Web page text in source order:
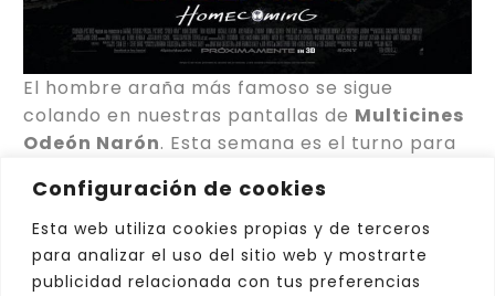
Configuración de cookies
Esta web utiliza cookies propias y de terceros
para analizar el uso del sitio web y mostrarte
publicidad relacionada con tus preferencias
El hombre araña más famoso se sigue
colando en nuestras pantallas de Multicines
Odeón Narón. Esta semana es el turno para
deJon Wattsprotagonizada por el gran
Tom Holland, Michael Keaton,Robert
Downey Jry Jon Favreau entre otros
excepcionales actores.